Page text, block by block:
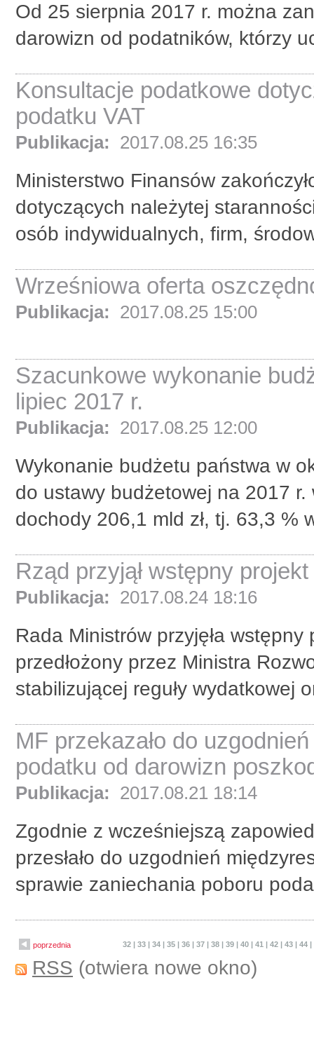
Od 25 sierpnia 2017 r. można
darowizn od podatników, którzy
Konsultacje podatkowe
podatku VAT
Publikacja: 2017.08.25 16:35
Ministerstwo Finansów
dotyczących należytej
osób indywidualnych, firm,
Wrześniowa oferta
Publikacja: 2017.08.25 15:00
Szacunkowe wykonanie
lipiec 2017 r.
Publikacja: 2017.08.25 12:00
Wykonanie budżetu państwa w
do ustawy budżetowej na 2017
dochody 206,1 mld zł, tj. 63,3 %
Rząd przyjął wstępny
Publikacja: 2017.08.24 18:16
Rada Ministrów przyjęła
przedłożony przez Ministra
stabilizującej reguły wydatkowej
MF przekazało do
podatku od darowizn
Publikacja: 2017.08.21 18:14
Zgodnie z wcześniejszą
przesłało do uzgodnień
sprawie zaniechania poboru
poprzednia 32 |33 |34 |35 |36 |37 |38 |39 |40 |41 |42 |43 |44 |
RSS (otwiera nowe okno)